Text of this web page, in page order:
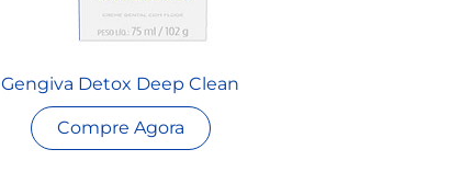
Gengiva Detox Deep Clean
Compre Agora